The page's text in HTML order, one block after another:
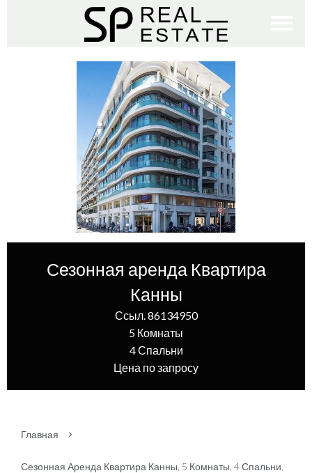
Сезонная аренда Квартира
Канны
Ссыл. 86134950
5 Комнаты
4 Спальни
Цена по запросу
Главная
Сезонная Аренда Квартира Канны, 5 Комнаты, 4 Спальни,